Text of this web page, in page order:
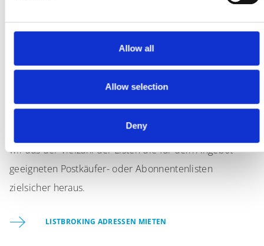
Allow all
Allow selection
Deny
Mit unserem Know-how als Listbroking Experten suchen
wir aus der Vielzahl der Listen die für dein Angebot
geeigneten Postkäufer- oder Abonnentenlisten
zielsicher heraus.
LISTBROKING ADRESSEN MIETEN